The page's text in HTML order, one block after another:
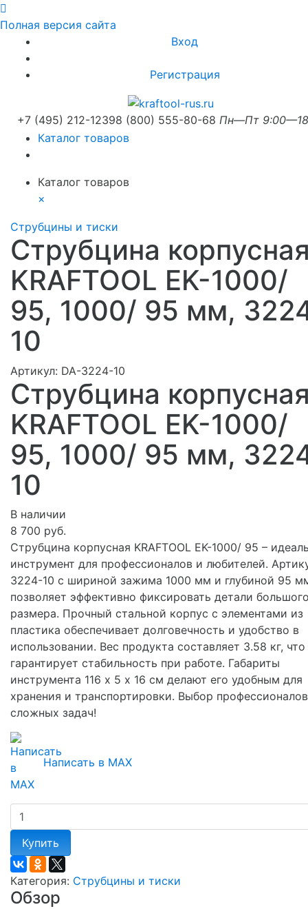
Полная версия сайта
Вход
Регистрация
+7 (495) 212-12398 (800) 555-80-68 Пн—Пт
Каталог товаров
Каталог товаров
×
Струбцины и тиски
Струбцина
KRAFTOOL EK-1000/
95, 1000/ 95 мм,
10
Артикул: DA-3224-10
Струбцина
KRAFTOOL EK-1000/
95, 1000/ 95 мм,
10
В наличии
8 700 руб.
Струбцина корпусная KRAFTOOL EK-1000/ 95 –
инструмент для профессионалов и любителей.
3224-10 с шириной зажима 1000 мм и глубиной 95
позволяет эффективно фиксировать детали
размера. Прочный стальной корпус с элементами из
пластика обеспечивает долговечность и удобство в
использовании. Вес продукта составляет 3.58 кг, что
гарантирует стабильность при работе. Габариты
инструмента 116 х 5 х 16 см делают его удобным для
хранения и транспортировки. Выбор
сложных задач!
Написать в MAX
Купить
Категория: Струбцины и тиски
Обзор